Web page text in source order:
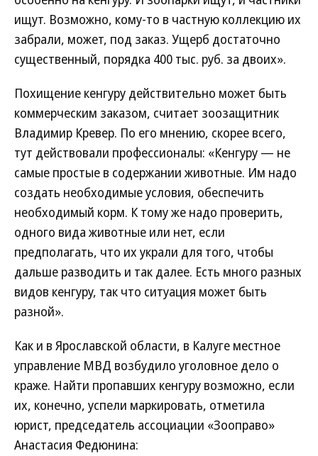
ищут. Возможно, кому-то в частную коллекцию их
забрали, может, под заказ. Ущерб достаточно
существенный, порядка 400 тыс. руб. за двоих».
Похищение кенгуру действительно может быть
коммерческим заказом, считает зоозащитник
Владимир Кревер. По его мнению, скорее всего,
тут действовали профессионалы: «Кенгуру — не
самые простые в содержании животные. Им надо
создать необходимые условия, обеспечить
необходимый корм. К тому же надо проверить,
одного вида животные или нет, если
предполагать, что их украли для того, чтобы
дальше разводить и так далее. Есть много разных
видов кенгуру, так что ситуация может быть
разной».
Как и в Ярославской области, в Калуге местное
управление МВД возбудило уголовное дело о
краже. Найти пропавших кенгуру возможно, если
их, конечно, успели маркировать, отметила
юрист, председатель ассоциации «Зооправо»
Анастасия Федюнина: